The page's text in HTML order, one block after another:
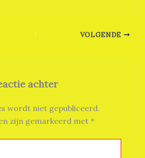
VOLGENDE
achter
wordt niet gepubliceerd.
zijn gemarkeerd met *